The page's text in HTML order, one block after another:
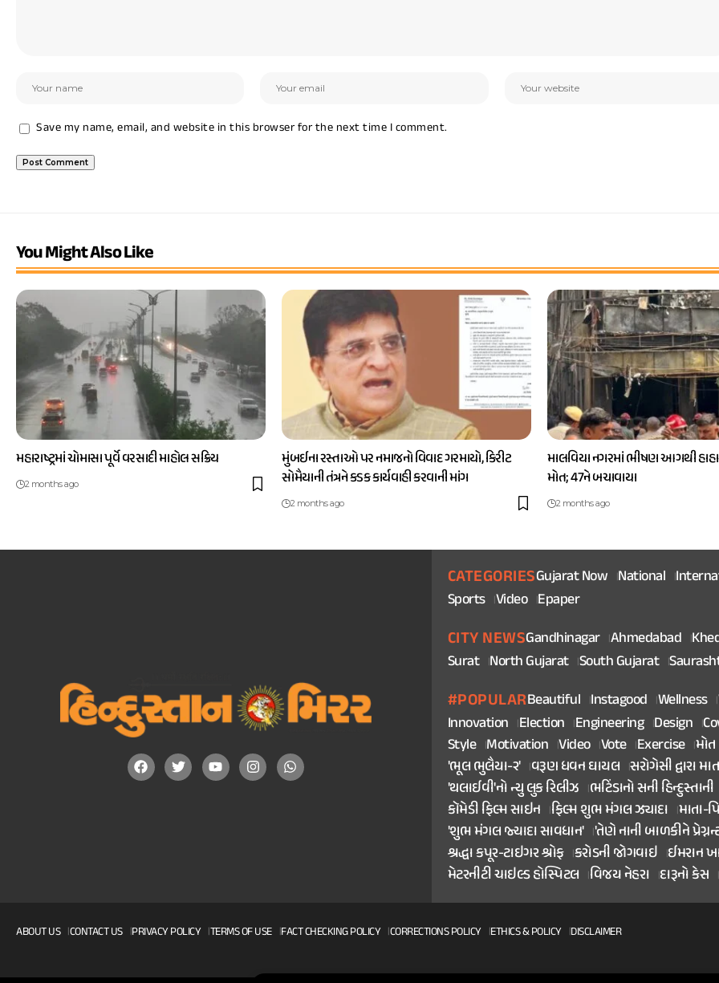
Save my name, email, and website in this browser for the next time I comment.
You Might Also Like
મહારાષ્ટ્રમાં ચોમાસા પૂર્વે વરસાદી માહોલ સક્રિય
2 months ago
મુંબઈના રસ્તાઓ પર નમાજનો વિવાદ ગરમાયો, કિરીટ
સોમૈયાની તંત્રને કડક કાર્યવાહી કરવાની માંગ
2 months ago
માલવિયા નગરમાં ભીષણ આગથી
મોત; 47ને બચાવાયા
2 months ago
CATEGORIESGujarat Now National
Sports Video Epaper
CITY NEWSGandhinagar Ahmedabad
Surat North Gujarat South Gujarat
#POPULARBeautiful Instagood Wellness
Innovation Election Engineering Design
Style Motivation Video Vote Exercise મોત
'ભૂલ ભુલૈયા-૨' વરૂણ ધવન ઘાયલ સરોગેસી દ્વારા
'થલાઈવી'નો ન્યુ લુક રિલીઝ ભટિંડાનો સની હિન્દુસ્તાની
કૉમેડી ફિલ્મ સાઇન ફિલ્મ શુભ મંગલ ઝ્યાદા માતા-
'શુભ મંગલ જ્યાદા સાવધાન' 'તેણે નાની બાળકીને
શ્રદ્ધા કપૂર-ટાઇગર શ્રોફ કરોડની જોગવાઇ ઈમરાન
મેટરનીટી ચાઇલ્ડ હોસ્પિટલ વિજય નેહરા દારૂનો કેસ
ABOUT US CONTACT US PRIVACY POLICY TERMS OF USE FACT CHECKING POLICY CORRECTIONS POLICY ETHICS & POLICY DISCLAIMER